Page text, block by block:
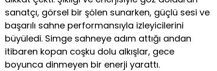
sanatçı, görsel bir şölen sunarken, güçlü sesi ve
başarılı sahne performansıyla izleyicilerini
büyüledi. Simge sahneye adım attığı andan
itibaren kopan coşku dolu alkışlar, gece
boyunca dinmeyen bir enerji yarattı.